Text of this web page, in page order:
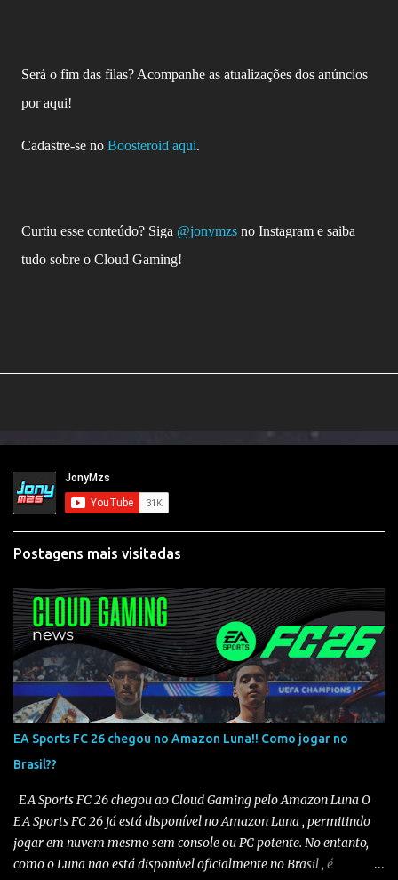
Será o fim das filas? Acompanhe as atualizações dos anúncios
por aqui!
Cadastre-se no Boosteroid aqui.
Curtiu esse conteúdo? Siga @jonymzs no Instagram e saiba
tudo sobre o Cloud Gaming!
Postagens mais visitadas
EA Sports FC 26 chegou no Amazon Luna!! Como jogar no
Brasil??
EA Sports FC 26 chegou ao Cloud Gaming pelo Amazon Luna O
EA Sports FC 26 já está disponível no Amazon Luna , permitindo
jogar em nuvem mesmo sem console ou PC potente. No entanto,
como o Luna não está disponível oficialmente no Brasil , é